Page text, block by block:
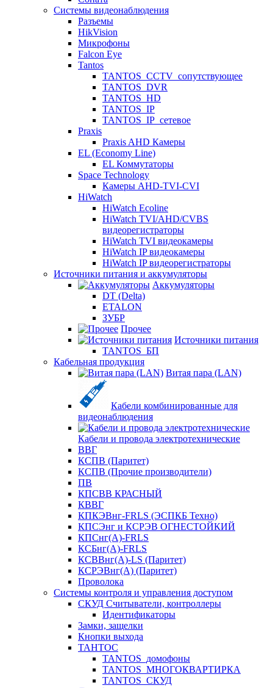
Системы видеонаблюдения
Разъемы
HikVision
Микрофоны
Falcon Eye
Tantos
TANTOS_CCTV_сопутствующее
TANTOS_DVR
TANTOS_HD
TANTOS_IP
TANTOS_IP_сетевое
Praxis
Praxis AHD Камеры
EL (Economy Line)
EL Коммутаторы
Space Technology
Камеры AHD-TVI-CVI
HiWatch
HiWatch Ecoline
HiWatch TVI/AHD/CVBS
видеорегистраторы
HiWatch TVI видеокамеры
HiWatch IP видеокамеры
HiWatch IP видеорегистраторы
Источники питания и аккумуляторы
Аккумуляторы
DT (Delta)
ETALON
ЗУБР
Прочее
Источники питания
TANTOS_БП
Кабельная продукция
Витая пара (LAN)
Кабели комбинированные для
видеонаблюдения
Кабели и провода электротехнические
ВВГ
КСПВ (Паритет)
КСПВ (Прочие производители)
ПВ
КПСВВ КРАСНЫЙ
КВВГ
КПКЭВнг-FRLS (ЭСПКБ Техно)
КПСЭнг и КСРЭВ ОГНЕСТОЙКИЙ
КПСнг(А)-FRLS
КСБнг(А)-FRLS
КСВВнг(А)-LS (Паритет)
КСРЭВнг(А) (Паритет)
Проволока
Системы контроля и управления доступом
СКУД Считыватели, контроллеры
Идентификаторы
Замки, защелки
Кнопки выхода
ТАНТОС
TANTOS_домофоны
TANTOS_МНОГОКВАРТИРКА
TANTOS_СКУД